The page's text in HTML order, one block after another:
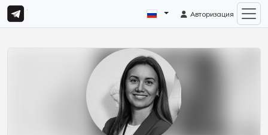
Авторизация